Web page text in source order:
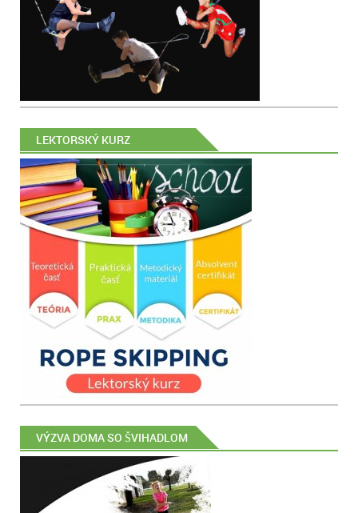
LEKTORSKÝ KURZ
VÝZVA DOMA SO ŠVIHADLOM